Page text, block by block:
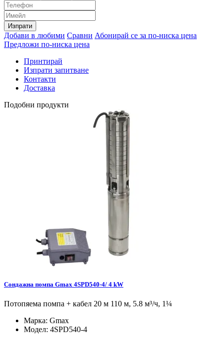
Изпрати
Добави в любими Сравни Абонирай се за по-ниска цена
Предложи по-ниска цена
Принтирай
Изпрати запитване
Контакти
Доставка
Подобни продукти
Сондажна помпа Gmax 4SPD540-4/ 4 kW
Потопяема помпа + кабел 20 м 110 м, 5.8 м³/ч, 1¼
Марка: Gmax
Модел: 4SPD540-4